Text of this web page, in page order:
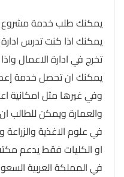
يمكنك طلب خدمة مشروع
يمكنك اذا كنت تدرس
تخرج في ادارة الاعمال
يمكنك ان تحصل خدمة
وفي غيرها مثل امكانية
والعمارة ويمكن للطالب
في علوم الاغذية
او الكليات فقط يدعم
في المملكة العربية